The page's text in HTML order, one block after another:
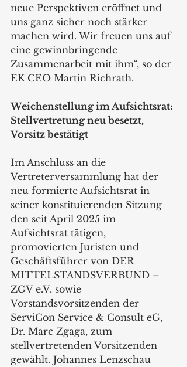
neue Perspektiven eröffnet und
uns ganz sicher noch stärker
machen wird. Wir freuen uns auf
eine gewinnbringende
Zusammenarbeit mit ihm“, so der
EK CEO Martin Richrath.
Weichenstellung im Aufsichtsrat:
Stellvertretung neu besetzt,
Vorsitz bestätigt
Im Anschluss an die
Vertreterversammlung hat der
neu formierte Aufsichtsrat in
seiner konstituierenden Sitzung
den seit April 2025 im
Aufsichtsrat tätigen,
promovierten Juristen und
Geschäftsführer von DER
MITTELSTANDSVERBUND –
ZGV e.V. sowie
Vorstandsvorsitzenden der
ServiCon Service & Consult eG,
Dr. Marc Zgaga, zum
stellvertretenden Vorsitzenden
gewählt. Johannes Lenzschau